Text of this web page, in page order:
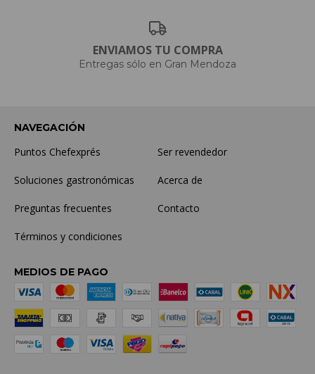
ENVIAMOS TU COMPRA
Entregas sólo en Gran Mendoza
NAVEGACIÓN
Puntos Chefexprés Ser revendedor
Soluciones gastronómicas Acerca de
Preguntas frecuentes Contacto
Términos y condiciones
MEDIOS DE PAGO